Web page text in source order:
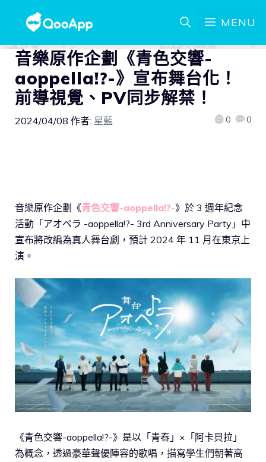
MENU
音樂原作企劃《青色交響-
aoppella!?-》宣布舞台化！
前導視覺、PV同步解禁！
2024/04/08 作者: 星藍 0 0
音樂原作企劃《青色交響-aoppella!?-》於 3 週年紀念
活動「アオペラ -aoppella!?- 3rd Anniversary Party」中
宣布將改編為真人舞台劇，預計 2024 年 11 月在東京上
演。
《青色交響-aoppella!?-》是以「青春」×「阿卡貝拉」
為概念，透過豪華聲優陣容的歌唱，描寫學生們朝著高